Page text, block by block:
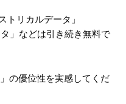
トリカルデータ」
」などは引き続き無料で
の優位性を実感してくだ